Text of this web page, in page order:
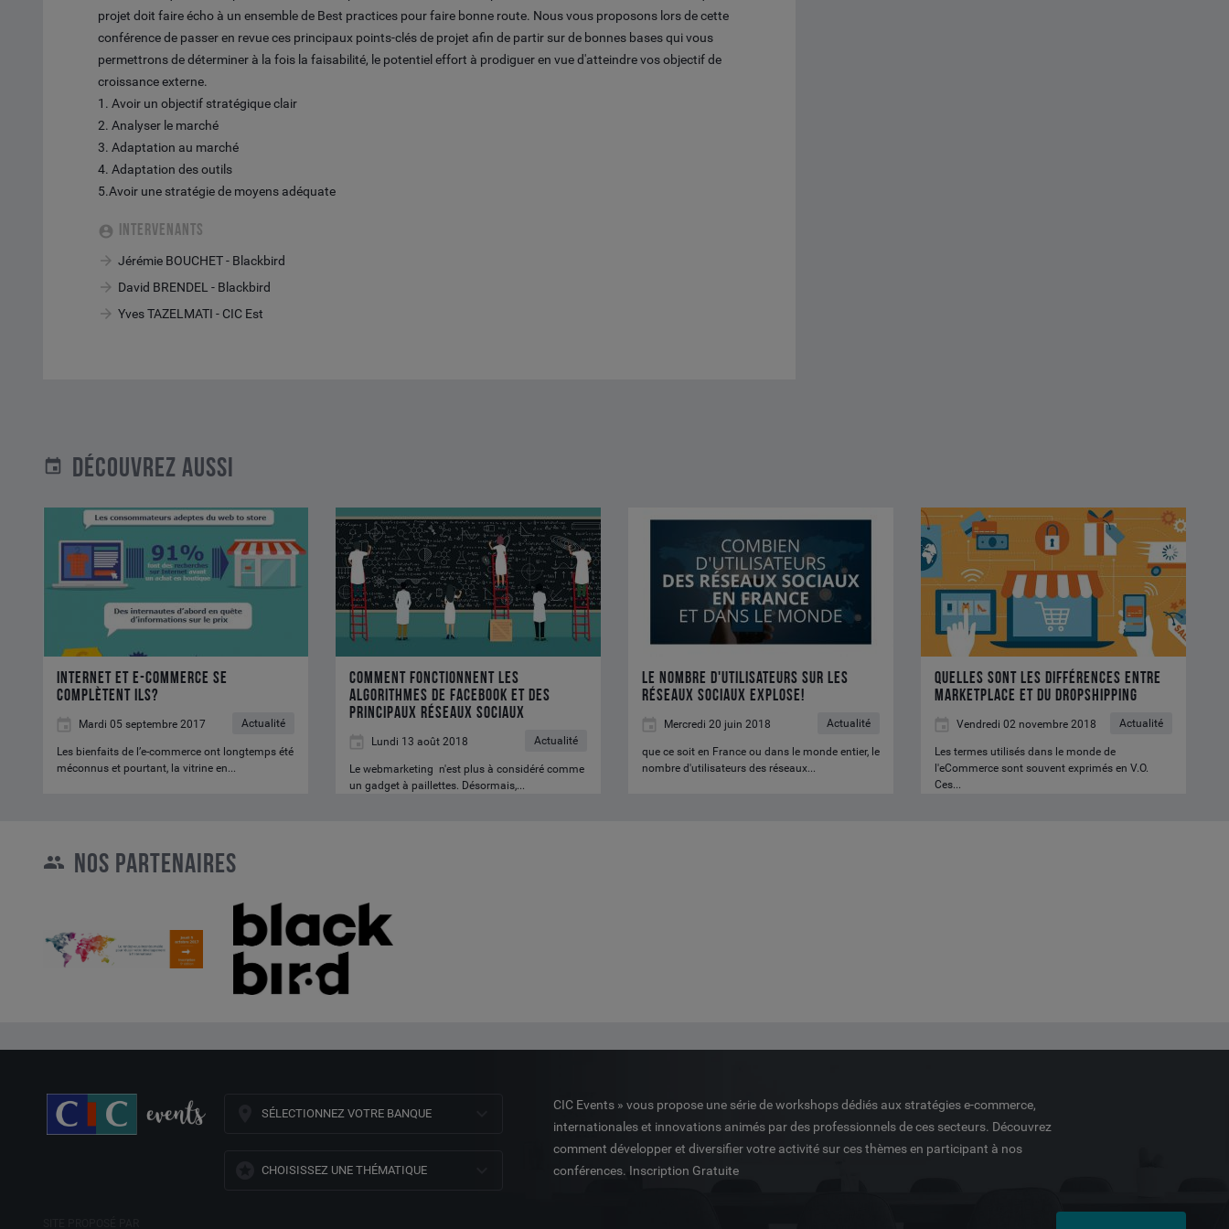
projet doit faire écho à un ensemble de Best practices pour faire bonne route. Nous vous proposons lors de cette
conférence de passer en revue ces principaux points-clés de projet afin de partir sur de bonnes bases qui vous
permettrons de déterminer à la fois la faisabilité, le potentiel effort à prodiguer en vue d'atteindre vos objectif de
croissance externe.
1. Avoir un objectif stratégique clair
2. Analyser le marché
3. Adaptation au marché
4. Adaptation des outils
5.Avoir une stratégie de moyens adéquate
INTERVENANTS
Jérémie BOUCHET - Blackbird
David BRENDEL - Blackbird
Yves TAZELMATI - CIC Est
DÉCOUVREZ AUSSI
internet et e-commerce se
complètent ils?
Mardi 05 septembre 2017 Actualité
Les bienfaits de l’e-commerce ont longtemps été
méconnus et pourtant, la vitrine en...
commerce
complètent
Comment fonctionnent les
algorithmes de Facebook et des
principaux réseaux sociaux
Lundi 13 août 2018 Actualité
Le webmarketing n'est plus à considéré comme
un gadget à paillettes. Désormais,...
Comment
fonctionnent
les
algorithmes
de
Facebook
des
principaux
réseaux
sociaux
Le nombre d'utilisateurs sur les
réseaux sociaux explose!
Mercredi 20 juin 2018 Actualité
que ce soit en France ou dans le monde entier, le
nombre d'utilisateurs des réseaux...
d'utilisateurs
sociaux
explose!
Quelles sont les différences entre
marketplace et du dropshipping
Vendredi 02 novembre 2018 Actualité
Les termes utilisés dans le monde de
l'eCommerce sont souvent exprimés en V.O.
Ces...
Quelles
sont
les
différences
entre
marketplace
dropshipping
NOS PARTENAIRES
SÉLECTIONNEZ VOTRE BANQUE
CHOISISSEZ UNE THÉMATIQUE
CIC Events » vous propose une série de workshops dédiés aux stratégies e-commerce,
internationales et innovations animés par des professionnels de ces secteurs. Découvrez
comment développer et diversifier votre activité sur ces thèmes en participant à nos
conférences. Inscription Gratuite